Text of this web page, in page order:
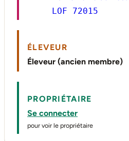
LOF 72015
ÉLEVEUR
Éleveur (ancien membre)
PROPRIÉTAIRE
Se connecter
pour voir le propriétaire